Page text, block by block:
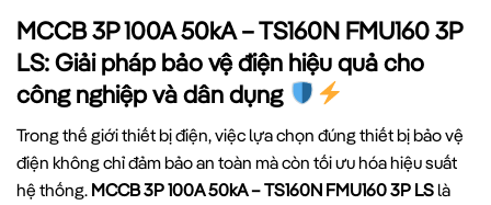
MCCB 3P 100A 50kA – TS160N FMU160 3P
LS: Giải pháp bảo vệ điện hiệu quả cho
công nghiệp và dân dụng
Trong thế giới thiết bị điện, việc lựa chọn đúng thiết bị bảo vệ
điện không chỉ đảm bảo an toàn mà còn tối ưu hóa hiệu suất
hệ thống. MCCB 3P 100A 50kA – TS160N FMU160 3P LS là